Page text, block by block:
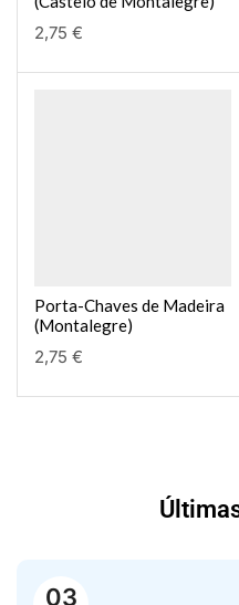
2,75 €
Porta-Chaves de Madeira
(Montalegre)
2,75 €
03